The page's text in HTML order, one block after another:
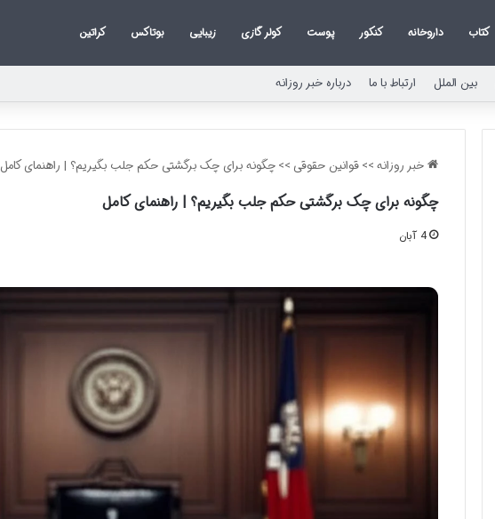
کتاب داروخانه کنکور پوست کولر گازی زیبایی بوتاکس کراتین
بین الملل ارتباط با ما درباره خبر روزانه
خبر روزانه>> قوانین حقوقی >> چگونه برای چک برگشتی حکم جلب بگیریم؟ | راهنمای کامل
چگونه برای چک برگشتی حکم جلب بگیریم؟ | راهنمای کامل
4 آبان